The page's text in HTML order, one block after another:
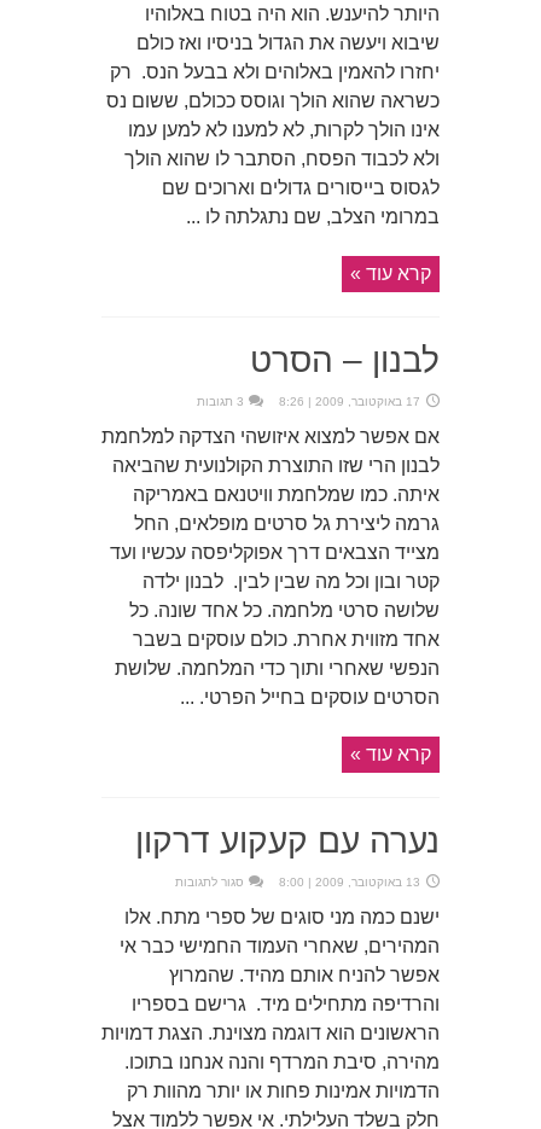
היותר להיענש. הוא היה בטוח באלוהיו
שיבוא ויעשה את הגדול בניסיו ואז כולם
יחזרו להאמין באלוהים ולא בבעל הנס. רק
כשראה שהוא הולך וגוסס ככולם, ששום נס
אינו הולך לקרות, לא למענו לא למען עמו
ולא לכבוד הפסח, הסתבר לו שהוא הולך
לגסוס בייסורים גדולים וארוכים שם
במרומי הצלב, שם נתגלתה לו ...
קרא עוד »
לבנון – הסרט
17 באוקטובר, 2009 | 8:26 3 תגובות
אם אפשר למצוא איזושהי הצדקה למלחמת
לבנון הרי שזו התוצרת הקולנועית שהביאה
איתה. כמו שמלחמת וויטנאם באמריקה
גרמה ליצירת גל סרטים מופלאים, החל
מצייד הצבאים דרך אפוקליפסה עכשיו ועד
קטר ובון וכל מה שבין לבין. לבנון ילדה
שלושה סרטי מלחמה. כל אחד שונה. כל
אחד מזווית אחרת. כולם עוסקים בשבר
הנפשי שאחרי ותוך כדי המלחמה. שלושת
הסרטים עוסקים בחייל הפרטי. ...
קרא עוד »
נערה עם קעקוע דרקון
13 באוקטובר, 2009 | 8:00 סגור לתגובות
קעקוע
ישנם כמה מני סוגים של ספרי מתח. אלו
המהירים, שאחרי העמוד החמישי כבר אי
אפשר להניח אותם מהיד. שהמרוץ
והרדיפה מתחילים מיד. גרישם בספריו
הראשונים הוא דוגמה מצוינת. הצגת דמויות
מהירה, סיבת המרדף והנה אנחנו בתוכו.
הדמויות אמינות פחות או יותר מהוות רק
חלק בשלד העלילתי. אי אפשר ללמוד אצל